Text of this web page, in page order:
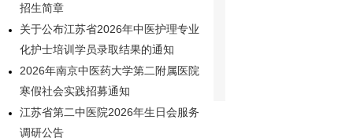
招生简章
关于公布江苏省2026年中医护理专业
化护士培训学员录取结果的通知
2026年南京中医药大学第二附属医院
寒假社会实践招募通知
江苏省第二中医院2026年生日会服务
调研公告